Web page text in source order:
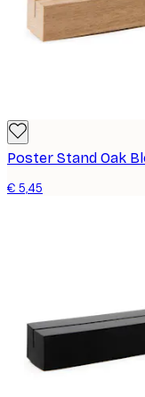
Poster Stand Oak
€ 5,45